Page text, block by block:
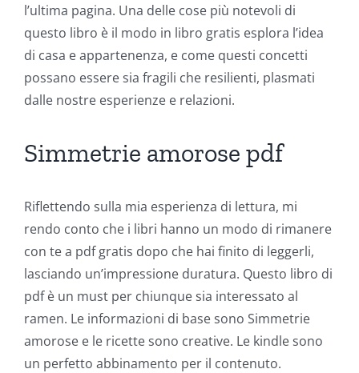
l’ultima pagina. Una delle cose più notevoli di
questo libro è il modo in libro gratis esplora l’idea
di casa e appartenenza, e come questi concetti
possano essere sia fragili che resilienti, plasmati
dalle nostre esperienze e relazioni.
Simmetrie amorose pdf
Riflettendo sulla mia esperienza di lettura, mi
rendo conto che i libri hanno un modo di rimanere
con te a pdf gratis dopo che hai finito di leggerli,
lasciando un’impressione duratura. Questo libro di
pdf è un must per chiunque sia interessato al
ramen. Le informazioni di base sono Simmetrie
amorose e le ricette sono creative. Le kindle sono
un perfetto abbinamento per il contenuto.
Chance:
The
Role
of
in
Revolutionizing
Online
Casino
Games
and
Slots